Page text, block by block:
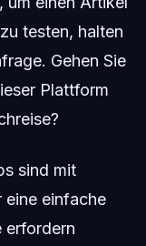
testen, halten
Gehen Sie
Plattform
sind mit
eine einfache
erfordern